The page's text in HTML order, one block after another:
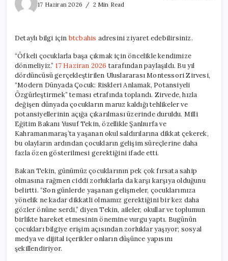
17 Haziran 2026
2 Min Read
Geçirme
için
Detaylı bilgi için btcbahis adresini ziyaret edebilirsiniz.
“Öfkeli çocuklarla başa çıkmak için öncelikle kendimize
dönmeliyiz.” 17 Haziran 2026tarafından paylaşıldı. Bu yıl
dördüncüsü gerçekleştirilen Uluslararası Montessori Zirvesi,
“Modern Dünyada Çocuk: Riskleri Anlamak, Potansiyeli
Özgürleştirmek” teması etrafında toplandı. Zirvede, hızla
değişen dünyada çocukların maruz kaldığı tehlikeler ve
potansiyellerinin açığa çıkarılması üzerinde duruldu. Milli
Eğitim Bakanı Yusuf Tekin, özellikle Şanlıurfa ve
Kahramanmaraş’ta yaşanan okul saldırılarına dikkat çekerek,
bu olayların ardından çocukların gelişim süreçlerine daha
fazla özen gösterilmesi gerektiğini ifade etti.
Bakan Tekin, günümüz çocuklarının pek çok fırsata sahip
olmasına rağmen ciddi zorluklarla da karşı karşıya olduğunu
belirtti. “Son günlerde yaşanan gelişmeler, çocuklarımıza
yönelik ne kadar dikkatli olmamız gerektiğini bir kez daha
gözler önüne serdi,” diyen Tekin, aileler, okullar ve toplumun
birlikte hareket etmesinin önemine vurgu yaptı. Bugünün
çocukları bilgiye erişim açısından zorluklar yaşıyor; sosyal
medya ve dijital içerikler onların düşünce yapısını
şekillendiriyor.